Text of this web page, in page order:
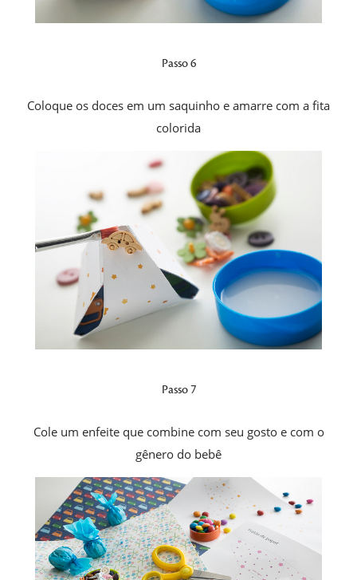
Passo 6
Coloque os doces em um saquinho e amarre com a fita
colorida
Passo 7
Cole um enfeite que combine com seu gosto e com o
gênero do bebê